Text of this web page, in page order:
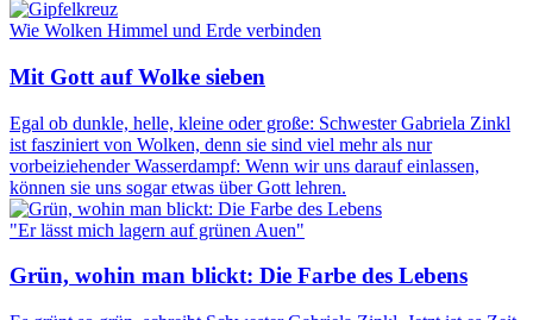
Wie Wolken Himmel und Erde verbinden
Mit Gott auf Wolke sieben
Egal ob dunkle, helle, kleine oder große: Schwester Gabriela Zinkl
ist fasziniert von Wolken, denn sie sind viel mehr als nur
vorbeiziehender Wasserdampf: Wenn wir uns darauf einlassen,
können sie uns sogar etwas über Gott lehren.
"Er lässt mich lagern auf grünen Auen"
Grün, wohin man blickt: Die Farbe des Lebens